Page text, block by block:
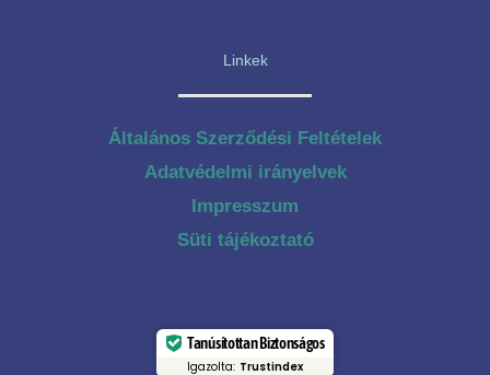
Linkek
Általános Szerződési Feltételek
Adatvédelmi irányelvek
Impresszum
Süti tájékoztató
Tanúsítottan Biztonságos
Igazolta: Trustindex